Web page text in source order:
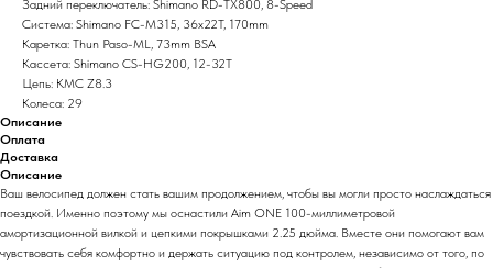
Задний переключатель: Shimano RD-TX800, 8-Speed
Система: Shimano FC-M315, 36x22T, 170mm
Каретка: Thun Paso-ML, 73mm BSA
Кассета: Shimano CS-HG200, 12-32T
Цепь: KMC Z8.3
Колеса: 29
Описание
Оплата
Доставка
Описание
Ваш велосипед должен стать вашим продолжением, чтобы вы могли просто наслаждаться
поездкой. Именно поэтому мы оснастили Aim ONE 100-миллиметровой
амортизационной вилкой и цепкими покрышками 2.25 дюйма. Вместе они помогают вам
чувствовать себя комфортно и держать ситуацию под контролем, независимо от того, по